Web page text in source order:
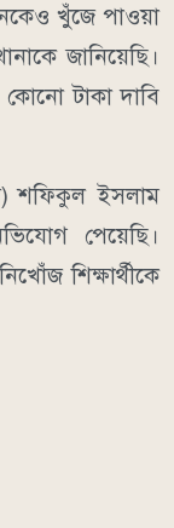
খুঁজে পাওয়া
জানিয়েছি।
টাকা দাবি
শফিকুল ইসলাম
পেয়েছি।
শিক্ষার্থীকে